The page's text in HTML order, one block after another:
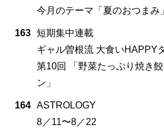
今月のテーマ「夏のおつまみ
163 短期集中連載
ギャル曽根流 大食いHAPPY
第10回 「野菜たっぷり焼き
ン」
164 ASTROLOGY
8／11〜8／22